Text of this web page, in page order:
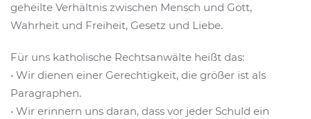
geheilte Verhältnis zwischen Mensch und Gott,
Wahrheit und Freiheit, Gesetz und Liebe.
Für uns katholische Rechtsanwälte heißt das:
• Wir dienen einer Gerechtigkeit, die größer ist als
Paragraphen.
• Wir erinnern uns daran, dass vor jeder Schuld ein